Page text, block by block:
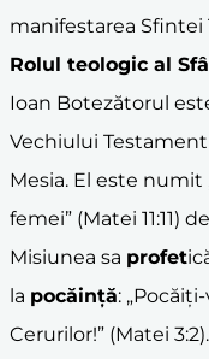
manifestarea Sfintei
Rolul teologic al
Ioan Botezătorul
Vechiului
Mesia. El este
femei” (Matei 11:11)
Misiunea sa profet
la pocăință:
Cerurilor!” (Matei 3:2).